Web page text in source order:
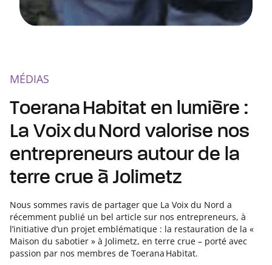
MÉDIAS
Toerana Habitat en lumière :
La Voix du Nord valorise nos
entrepreneurs autour de la
terre crue à Jolimetz
Nous sommes ravis de partager que La Voix du Nord a
récemment publié un bel article sur nos entrepreneurs, à
l’initiative d’un projet emblématique : la restauration de la «
Maison du sabotier » à Jolimetz, en terre crue – porté avec
passion par nos membres de Toerana Habitat.